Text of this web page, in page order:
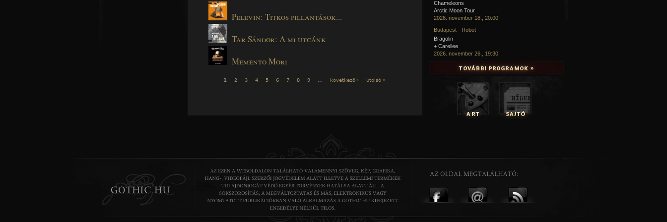
Pelevin: Titkos pillantások...
Tar Sándor: A mi utcánk
Memento Mori
1 2 3 4 5 6 7 8 9 következő › utolsó »
Chameleons
Arctic Moon Tour
2026. november 18., 20:00
Budapest - Robot
Bragolin
+ Carellee
2026. november 26., 19:30